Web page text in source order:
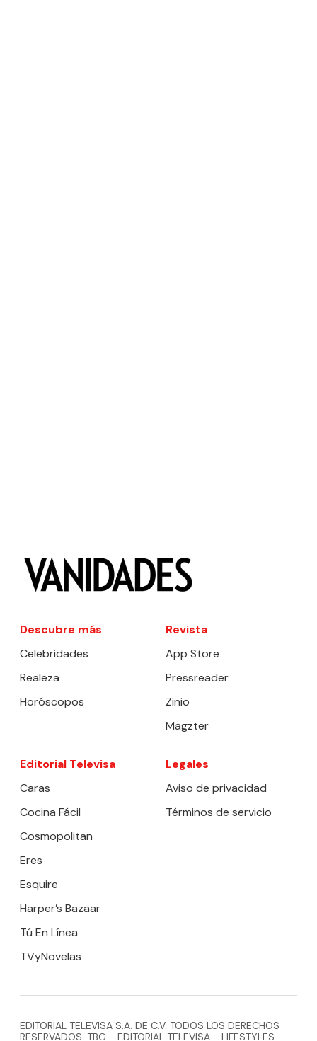
Descubre más
Celebridades
Realeza
Horóscopos
Revista
App Store
Pressreader
Zinio
Magzter
Editorial Televisa
Caras
Cocina Fácil
Cosmopolitan
Eres
Esquire
Harper’s Bazaar
Tú En Línea
TVyNovelas
Legales
Aviso de privacidad
Términos de servicio
EDITORIAL TELEVISA S.A. DE C.V. TODOS LOS DERECHOS
RESERVADOS. TBG - EDITORIAL TELEVISA - LIFESTYLES